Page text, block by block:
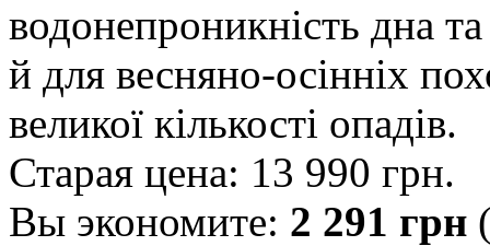
водонепроникність дна та
й для весняно-осінніх
великої кількості опадів.
Старая цена: 13 990 грн.
Вы экономите: 2 291 грн